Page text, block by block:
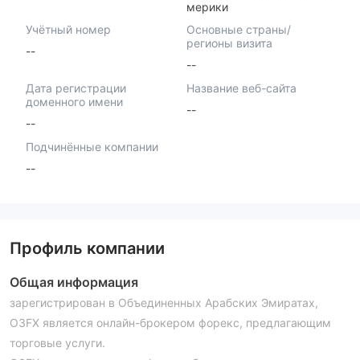
мерики
Учётный номер
--
Основные страны/
регионы визита
--
Дата регистрации
доменного имени
--
Название веб-сайта
--
Подчинённые компании
--
Профиль компании
Общая информация
зарегистрирован в Объединенных Арабских Эмиратах,
O3FX является онлайн-брокером форекс, предлагающим
торговые услуги.